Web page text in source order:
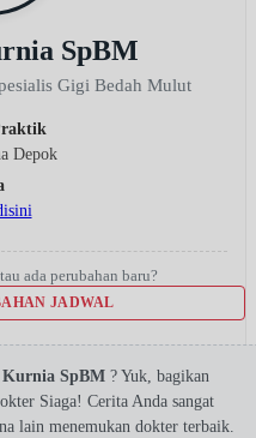
SpBM
Gigi Bedah Mulut
Depok
ada perubahan baru?
JADWAL
SpBM ? Yuk, bagikan
Siaga! Cerita Anda sangat
lain menemukan dokter terbaik.